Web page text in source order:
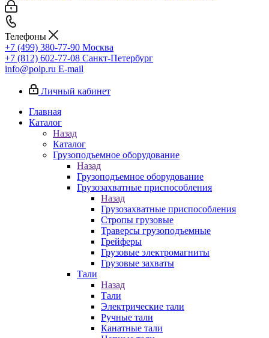
Телефоны
+7 (499) 380-77-90 Москва
+7 (812) 602-77-08 Санкт-Петербург
info@poip.ru E-mail
Личный кабинет
Главная
Каталог
Назад
Каталог
Грузоподъемное оборудование
Назад
Грузоподъемное оборудование
Грузозахватные приспособления
Назад
Грузозахватные приспособления
Стропы грузовые
Траверсы грузоподъемные
Грейферы
Грузовые электромагниты
Грузовые захваты
Тали
Назад
Тали
Электрические тали
Ручные тали
Канатные тали